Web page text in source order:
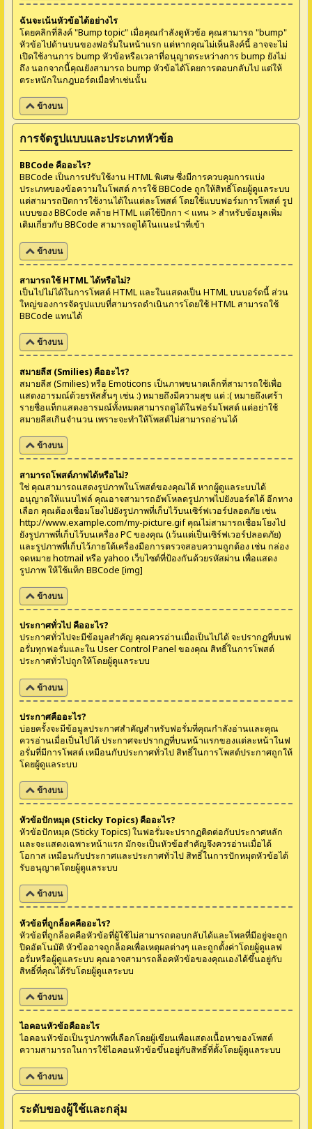
ฉันจะเน้นหัวข้อได้อย่างไร
โดยคลิกที่ลิงค์ "Bump topic" เมื่อคุณกำลังดูหัวข้อ คุณสามารถ "bump"
หัวข้อไปด้านบนของฟอรั่มในหน้าแรก แต่หากคุณไม่เห็นลิงค์นี้ อาจจะไม่
เปิดใช้งานการ bump หัวข้อหรือเวลาที่อนุญาตระหว่างการ bump ยังไม่
ถึง นอกจากนี้คุณยังสามารถ bump หัวข้อได้โดยการตอบกลับไป แต่ให้
ตระหนักในกฎบอร์ดเมื่อทำเช่นนั้น
ข้างบน
การจัดรูปแบบและประเภทหัวข้อ
BBCode คืออะไร?
BBCode เป็นการปรับใช้งาน HTML พิเศษ ซึ่งมีการควบคุมการแบ่ง
ประเภทของข้อความในโพสต์ การใช้ BBCode ถูกให้สิทธิ์โดยผู้ดูแลระบบ
แต่สามารถปิดการใช้งานได้ในแต่ละโพสต์ โดยใช้แบบฟอร์มการโพสต์ รูป
แบบของ BBCode คล้าย HTML แต่ใช้ปีกกา < แทน > สำหรับข้อมูลเพิ่ม
เติมเกี่ยวกับ BBCode สามารถดูได้ในแนะนำที่เข้า
ข้างบน
สามารถใช้ HTML ได้หรือไม่?
เป็นไปไม่ได้ในการโพสต์ HTML และในแสดงเป็น HTML บนบอร์ดนี้ ส่วน
ใหญ่ของการจัดรูปแบบที่สามารถดำเนินการโดยใช้ HTML สามารถใช้
BBCode แทนได้
ข้างบน
สมายลีส (Smilies) คืออะไร?
สมายลีส (Smilies) หรือ Emoticons เป็นภาพขนาดเล็กที่สามารถใช้เพื่อ
แสดงอารมณ์ด้วยรหัสสั้นๆ เช่น :) หมายถึงมีความสุข แต่ :( หมายถึงเศร้า
รายชื่อแท็กแสดงอารมณ์ทั้งหมดสามารถดูได้ในฟอร์มโพสต์ แต่อย่าใช้
สมายลีสเกินจำนวน เพราะจะทำให้โพสต์ไม่สามารถอ่านได้
ข้างบน
สามารถโพสต์ภาพได้หรือไม่?
ใช่ คุณสามารถแสดงรูปภาพในโพสต์ของคุณได้ หากผู้ดูแลระบบได้
อนุญาตให้แนบไฟล์ คุณอาจสามารถอัพโหลดรูปภาพไปยังบอร์ดได้ อีกทาง
เลือก คุณต้องเชื่อมโยงไปยังรูปภาพที่เก็บไว้บนเซิร์ฟเวอร์ปลอดภัย เช่น
http://www.example.com/my-picture.gif คุณไม่สามารถเชื่อมโยงไป
ยังรูปภาพที่เก็บไว้บนเครื่อง PC ของคุณ (เว้นแต่เป็นเซิร์ฟเวอร์ปลอดภัย)
และรูปภาพที่เก็บไว้ภายใต้เครื่องมือการตรวจสอบความถูกต้อง เช่น กล่อง
จดหมาย hotmail หรือ yahoo เว็บไซต์ที่ป้องกันด้วยรหัสผ่าน เพื่อแสดง
รูปภาพ ให้ใช้แท็ก BBCode [img]
ข้างบน
ประกาศทั่วไป คืออะไร?
ประกาศทั่วไปจะมีข้อมูลสำคัญ คุณควรอ่านเมื่อเป็นไปได้ จะปรากฏที่บนฟ
อรั่มทุกฟอรั่มและใน User Control Panel ของคุณ สิทธิ์ในการโพสต์
ประกาศทั่วไปถูกให้โดยผู้ดูแลระบบ
ข้างบน
ประกาศคืออะไร?
บ่อยครั้งจะมีข้อมูลประกาศสำคัญสำหรับฟอรั่มที่คุณกำลังอ่านและคุณ
ควรอ่านเมื่อเป็นไปได้ ประกาศจะปรากฏที่บนหน้าแรกของแต่ละหน้าในฟ
อรั่มที่มีการโพสต์ เหมือนกับประกาศทั่วไป สิทธิ์ในการโพสต์ประกาศถูกให้
โดยผู้ดูแลระบบ
ข้างบน
หัวข้อปักหมุด (Sticky Topics) คืออะไร?
หัวข้อปักหมุด (Sticky Topics) ในฟอรั่มจะปรากฏติดต่อกับประกาศหลัก
และจะแสดงเฉพาะหน้าแรก มักจะเป็นหัวข้อสำคัญจึงควรอ่านเมื่อได้
โอกาส เหมือนกับประกาศและประกาศทั่วไป สิทธิ์ในการปักหมุดหัวข้อได้
รับอนุญาตโดยผู้ดูแลระบบ
ข้างบน
หัวข้อที่ถูกล็อคคืออะไร?
หัวข้อที่ถูกล็อคคือหัวข้อที่ผู้ใช้ไม่สามารถตอบกลับได้และโพลที่มีอยู่จะถูก
ปิดอัตโนมัติ หัวข้ออาจถูกล็อคเพื่อเหตุผลต่างๆ และถูกตั้งค่าโดยผู้ดูแลฟ
อรั่มหรือผู้ดูแลระบบ คุณอาจสามารถล็อคหัวข้อของคุณเองได้ขึ้นอยู่กับ
สิทธิ์ที่คุณได้รับโดยผู้ดูแลระบบ
ข้างบน
ไอคอนหัวข้อคืออะไร
ไอคอนหัวข้อเป็นรูปภาพที่เลือกโดยผู้เขียนเพื่อแสดงเนื้อหาของโพสต์
ความสามารถในการใช้ไอคอนหัวข้อขึ้นอยู่กับสิทธิ์ที่ตั้งโดยผู้ดูแลระบบ
ข้างบน
ระดับของผู้ใช้และกลุ่ม